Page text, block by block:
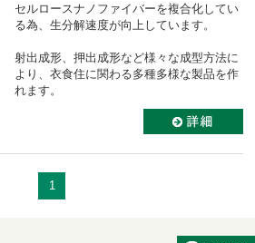
セルロースナノファイバーを複合化してい
る為、生分解速度が向上しています。
射出成形、押出成形など様々な成型方法に
より、衣食住に関わる多種多様な製品を作
れます。
1